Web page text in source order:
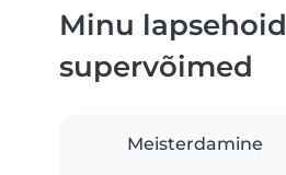
Minu
supervõimed
Meisterdamine